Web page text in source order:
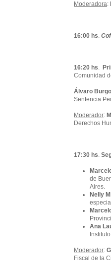
Moderadora:
16:00 hs.
16:20 hs.
Comunidad
Álvaro
Sentencia
Moderador:
Derechos
17:30 hs.
de
Aires.
Nelly
Ana
Moderador:
Fiscal de la